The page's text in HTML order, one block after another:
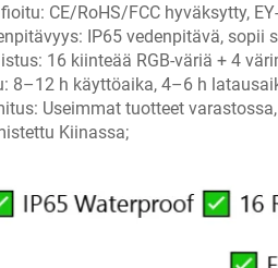
CE/RoHS/FCC hyväksytty,
IP65 vedenpitävä,
16 kiinteää RGB-väriä + 4
8–12 h käyttöaika, 4–6 h
Useimmat tuotteet
Kiinassa;